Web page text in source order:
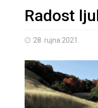
Radost
28. rujna 2021.